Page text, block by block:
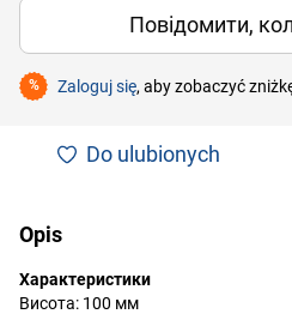
Повідомити,
% Zaloguj się, aby zobaczyć
Do ulubionych
Opis
Характеристики
Висота: 100 мм